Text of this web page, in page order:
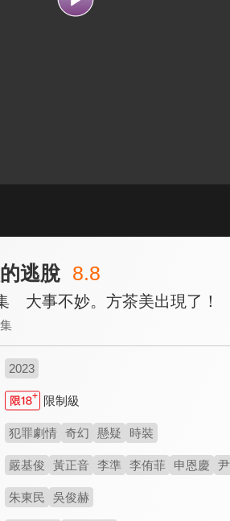
逃脫 8.8
大事不妙。方茶美出現了！
2023
限制級
犯罪劇情 奇幻 懸疑 時裝
嚴基俊 黃正音 李準 李侑菲 申恩慶
朱東民 吳俊赫